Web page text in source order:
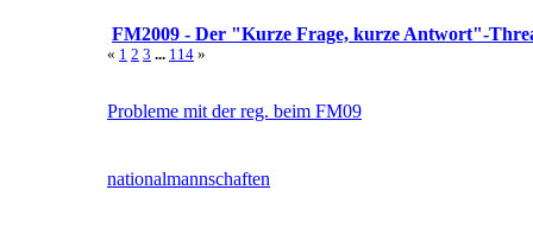
FM2009 - Der "Kurze Frage, kurze Antwort"-
« 1 2 3 ... 114 »
Probleme mit der reg. beim FM09
nationalmannschaften